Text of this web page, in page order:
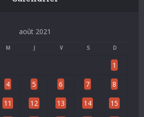
août 2021
M J V S D
1
4 5 6 7 8
11 12 13 14 15